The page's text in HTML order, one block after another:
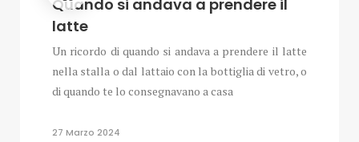
Quando si andava a prendere il
latte
Un ricordo di quando si andava a prendere il latte
nella stalla o dal lattaio con la bottiglia di vetro, o
di quando te lo consegnavano a casa
27 Marzo 2024